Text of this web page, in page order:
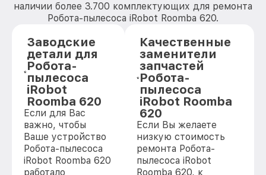
наличии более 3.700 комплектующих для ремонта
Робота-пылесоса iRobot Roomba 620.
Заводские
детали для
Робота-
пылесоса
iRobot
Roomba 620
Если для Вас
важно, чтобы
Ваше устройство
Робота-пылесоса
iRobot Roomba 620
работало
Качественные
заменители
запчастей
Робота-
пылесоса
iRobot Roomba
620
Если Вы желаете
низкую стоимость
ремонта Робота-
пылесоса iRobot
Roomba 620, к